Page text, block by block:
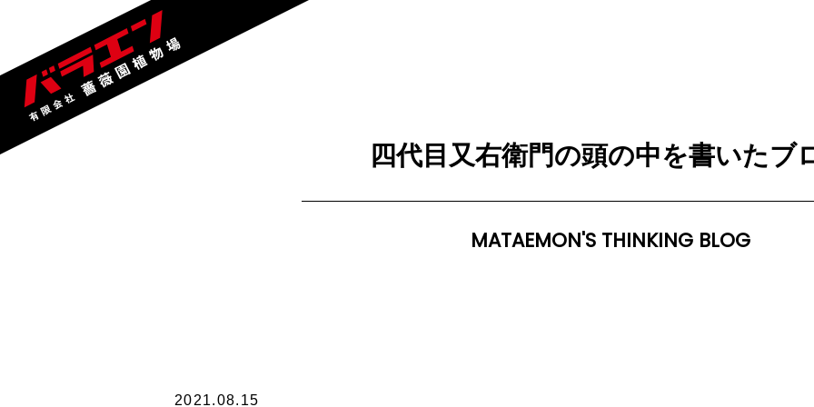
四代目又右衛門の頭の中を書いたブ
MATAEMON'S THINKING BLOG
2021.08.15